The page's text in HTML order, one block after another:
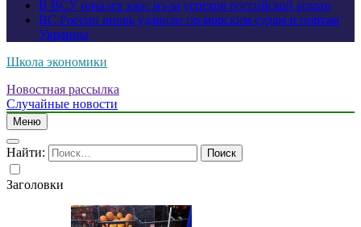
В ВСУ начался хаос из-за успехов российской армии
ВС России вновь ударили по морским судам и портам
Украины
Школа экономики
Новостная рассылка
Случайные новости
Меню
Найти:
Заголовки